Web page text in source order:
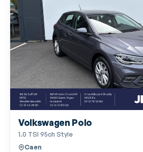
Rétroviseurs dégivrants
Rétroviseurs électriques
Services connectés
Siège conducteur réglable en
Système d'alerte de véhicule en
Système de contrôle des angles
Système de détection de
Système de localisation par satellite
Volkswagen Polo
1.0 TSI 95ch Style
Caen